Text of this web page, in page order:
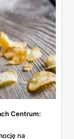
Centrum:
na